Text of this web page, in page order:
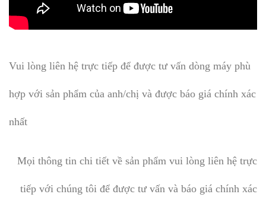
Vui lòng liên hệ trực tiếp để được tư vấn dòng máy phù
hợp với sản phẩm của anh/chị và được báo giá chính xác
nhất
Mọi thông tin chi tiết về sản phẩm vui lòng liên hệ trực
tiếp với chúng tôi để được tư vấn và báo giá chính xác